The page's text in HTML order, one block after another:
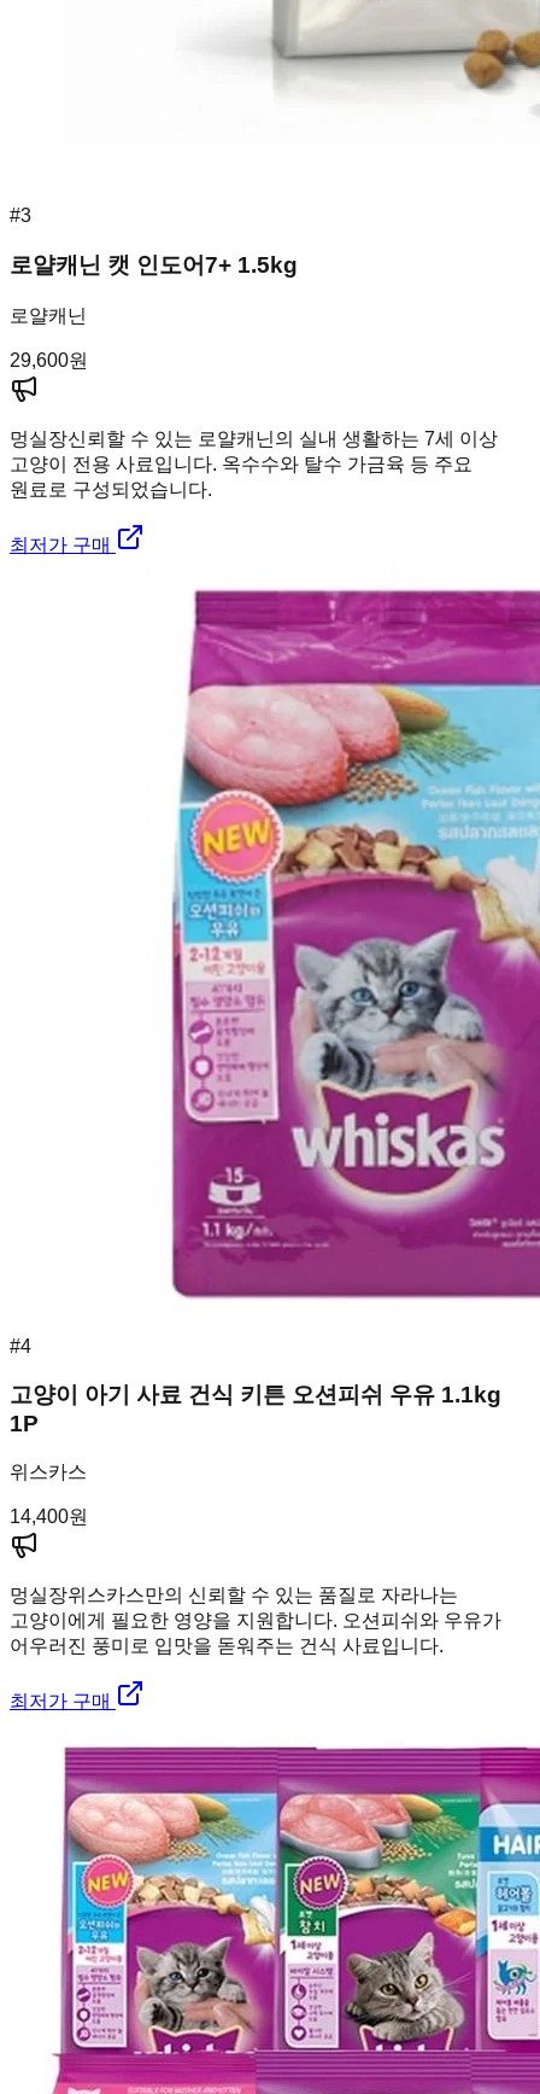
#3
로얄캐닌 캣 인도어7+ 1.5kg
로얄캐닌
29,600원
멍실장신뢰할 수 있는 로얄캐닌의 실내 생활하는 7세 이상
고양이 전용 사료입니다. 옥수수와 탈수 가금육 등 주요
원료로 구성되었습니다.
최저가 구매
#4
고양이 아기 사료 건식 키튼 오션피쉬 우유 1.1kg
1P
위스카스
14,400원
멍실장위스카스만의 신뢰할 수 있는 품질로 자라나는
고양이에게 필요한 영양을 지원합니다. 오션피쉬와 우유가
어우러진 풍미로 입맛을 돋워주는 건식 사료입니다.
최저가 구매